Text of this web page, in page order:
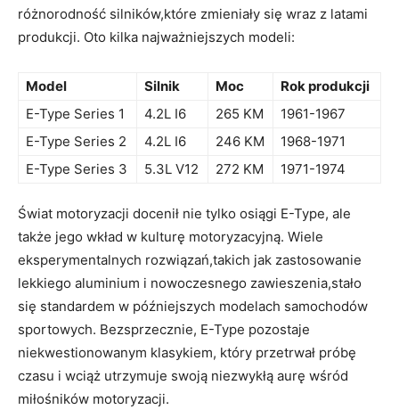
różnorodność silników,które zmieniały się wraz z‍ latami
produkcji. Oto kilka najważniejszych ​modeli:
Model Silnik Moc
Rok produkcji
E-Type ‌Series 1
4.2L I6 265 KM
1961-1967
E-Type Series 2
4.2L I6 246 KM
1968-1971
E-Type​ Series 3
5.3L​ V12 272 KM 1971-1974
Świat motoryzacji docenił nie tylko osiągi E-Type, ale‌
także ⁣jego wkład w⁣ kulturę motoryzacyjną. Wiele
eksperymentalnych rozwiązań,takich jak zastosowanie‌
lekkiego aluminium i​ nowoczesnego zawieszenia,stało
się standardem w późniejszych modelach samochodów
sportowych. Bezsprzecznie, E-Type ⁤pozostaje
‍niekwestionowanym ‍klasykiem, który przetrwał próbę
czasu i wciąż utrzymuje⁣ swoją‍ niezwykłą aurę‍ wśród
miłośników motoryzacji.